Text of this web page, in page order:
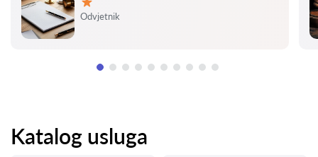
Ocjena:
Odvjetnik
Katalog usluga